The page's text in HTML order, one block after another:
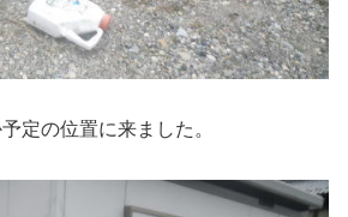
定の位置に来ました。